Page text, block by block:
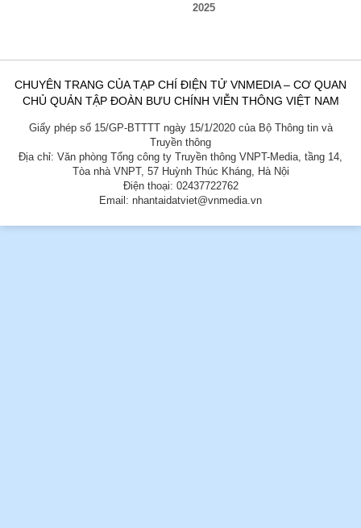
2025
CHUYÊN TRANG CỦA TẠP CHÍ ĐIỆN TỬ VNMEDIA – CƠ QUAN
CHỦ QUẢN TẬP ĐOÀN BƯU CHÍNH VIỄN THÔNG VIỆT NAM
Giấy phép số 15/GP-BTTTT ngày 15/1/2020 của Bộ Thông tin và
Truyền thông
Địa chỉ: Văn phòng Tổng công ty Truyền thông VNPT-Media, tầng 14,
Tòa nhà VNPT, 57 Huỳnh Thúc Kháng, Hà Nội
Điện thoại: 02437722762
Email: nhantaidatviet@vnmedia.vn